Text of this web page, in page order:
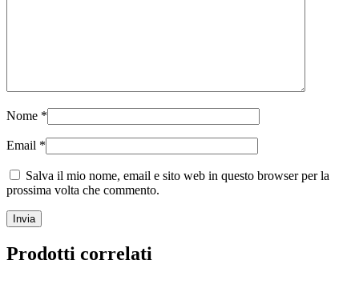
Nome *
Email *
Salva il mio nome, email e sito web in questo browser per la
prossima volta che commento.
Prodotti correlati